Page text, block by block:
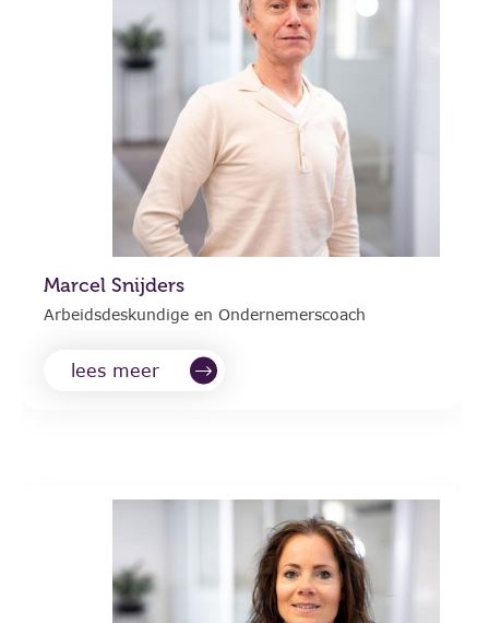
Marcel Snijders
Arbeidsdeskundige en Ondernemerscoach
lees meer